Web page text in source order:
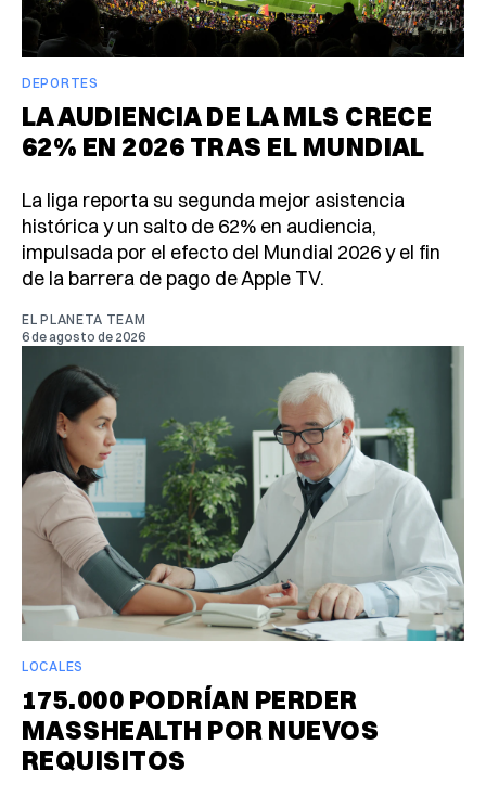
DEPORTES
LA AUDIENCIA DE LA MLS CRECE
62% EN 2026 TRAS EL MUNDIAL
La liga reporta su segunda mejor asistencia
histórica y un salto de 62% en audiencia,
impulsada por el efecto del Mundial 2026 y el fin
de la barrera de pago de Apple TV.
EL PLANETA TEAM
6 de agosto de 2026
LOCALES
175.000 PODRÍAN PERDER
MASSHEALTH POR NUEVOS
REQUISITOS